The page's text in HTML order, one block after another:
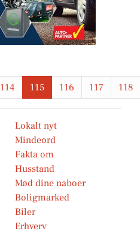
114 115 116 117 118
Lokalt nyt
Mindeord
Fakta om
Husstand
Mød dine naboer
Boligmarked
Biler
Erhverv